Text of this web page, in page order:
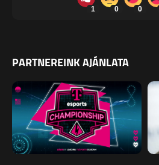
1 0 0
PARTNEREINK AJÁNLATA